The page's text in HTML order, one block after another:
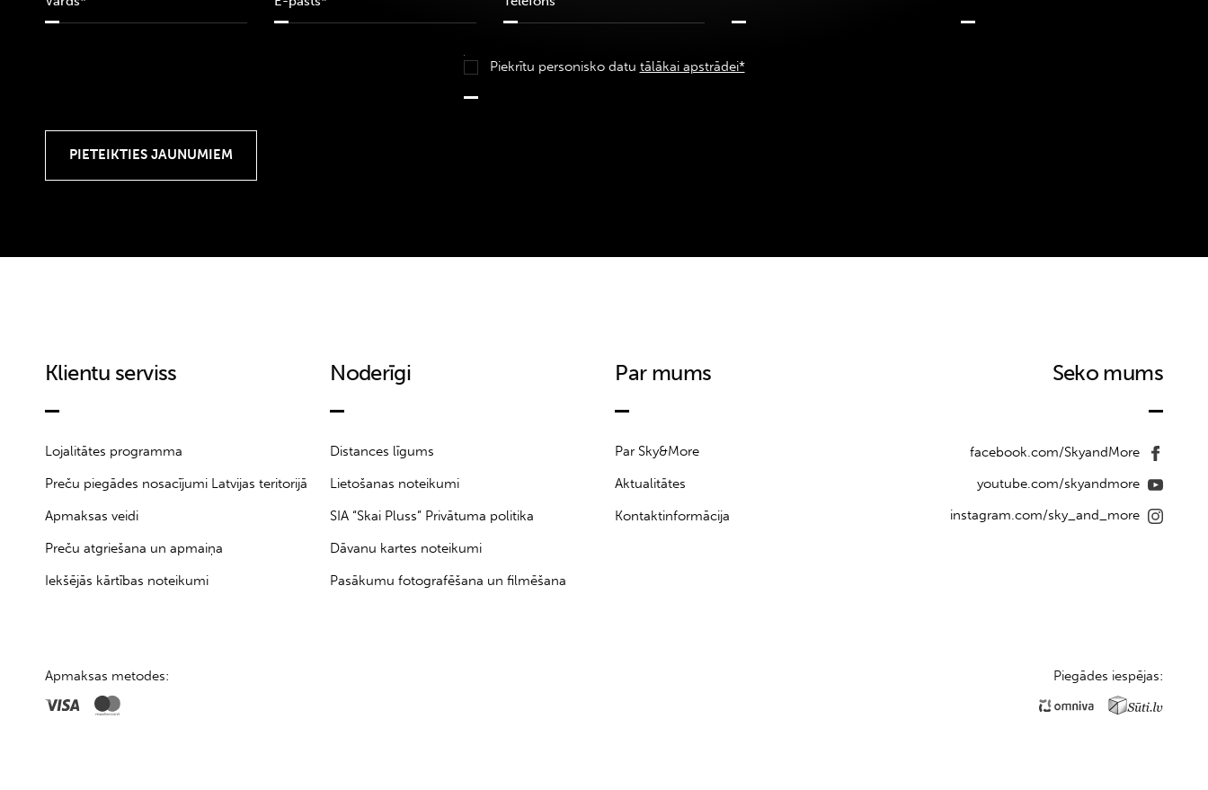
Piekrītu personisko datu tālākai apstrādei*
Klientu serviss
Lojalitātes programma
Preču piegādes nosacījumi Latvijas teritorijā
Apmaksas veidi
Preču atgriešana un apmaiņa
Iekšējās kārtības noteikumi
Noderīgi
Distances līgums
Lietošanas noteikumi
SIA “Skai Pluss” Privātuma politika
Dāvanu kartes noteikumi
Pasākumu fotografēšana un filmēšana
Par mums
Par Sky&More
Aktualitātes
Kontaktinformācija
Seko mums
facebook.com/SkyandMore
youtube.com/skyandmore
instagram.com/sky_and_more
Apmaksas metodes: Piegādes iespējas: